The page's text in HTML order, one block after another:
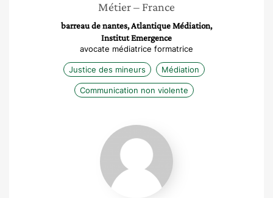
Métier– France
barreau de nantes, Atlantique Médiation,
Institut Emergence
avocate médiatrice formatrice
Justice des mineurs Médiation
Communication non violente
Lise
Guilbert